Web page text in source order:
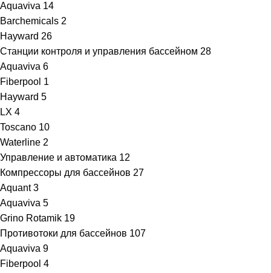
Aquaviva 14
Barchemicals 2
Hayward 26
Станции контроля и управления бассейном 28
Aquaviva 6
Fiberpool 1
Hayward 5
LX 4
Toscano 10
Waterline 2
Управление и автоматика 12
Компрессоры для бассейнов 27
Aquant 3
Aquaviva 5
Grino Rotamik 19
Противотоки для бассейнов 107
Aquaviva 9
Fiberpool 4